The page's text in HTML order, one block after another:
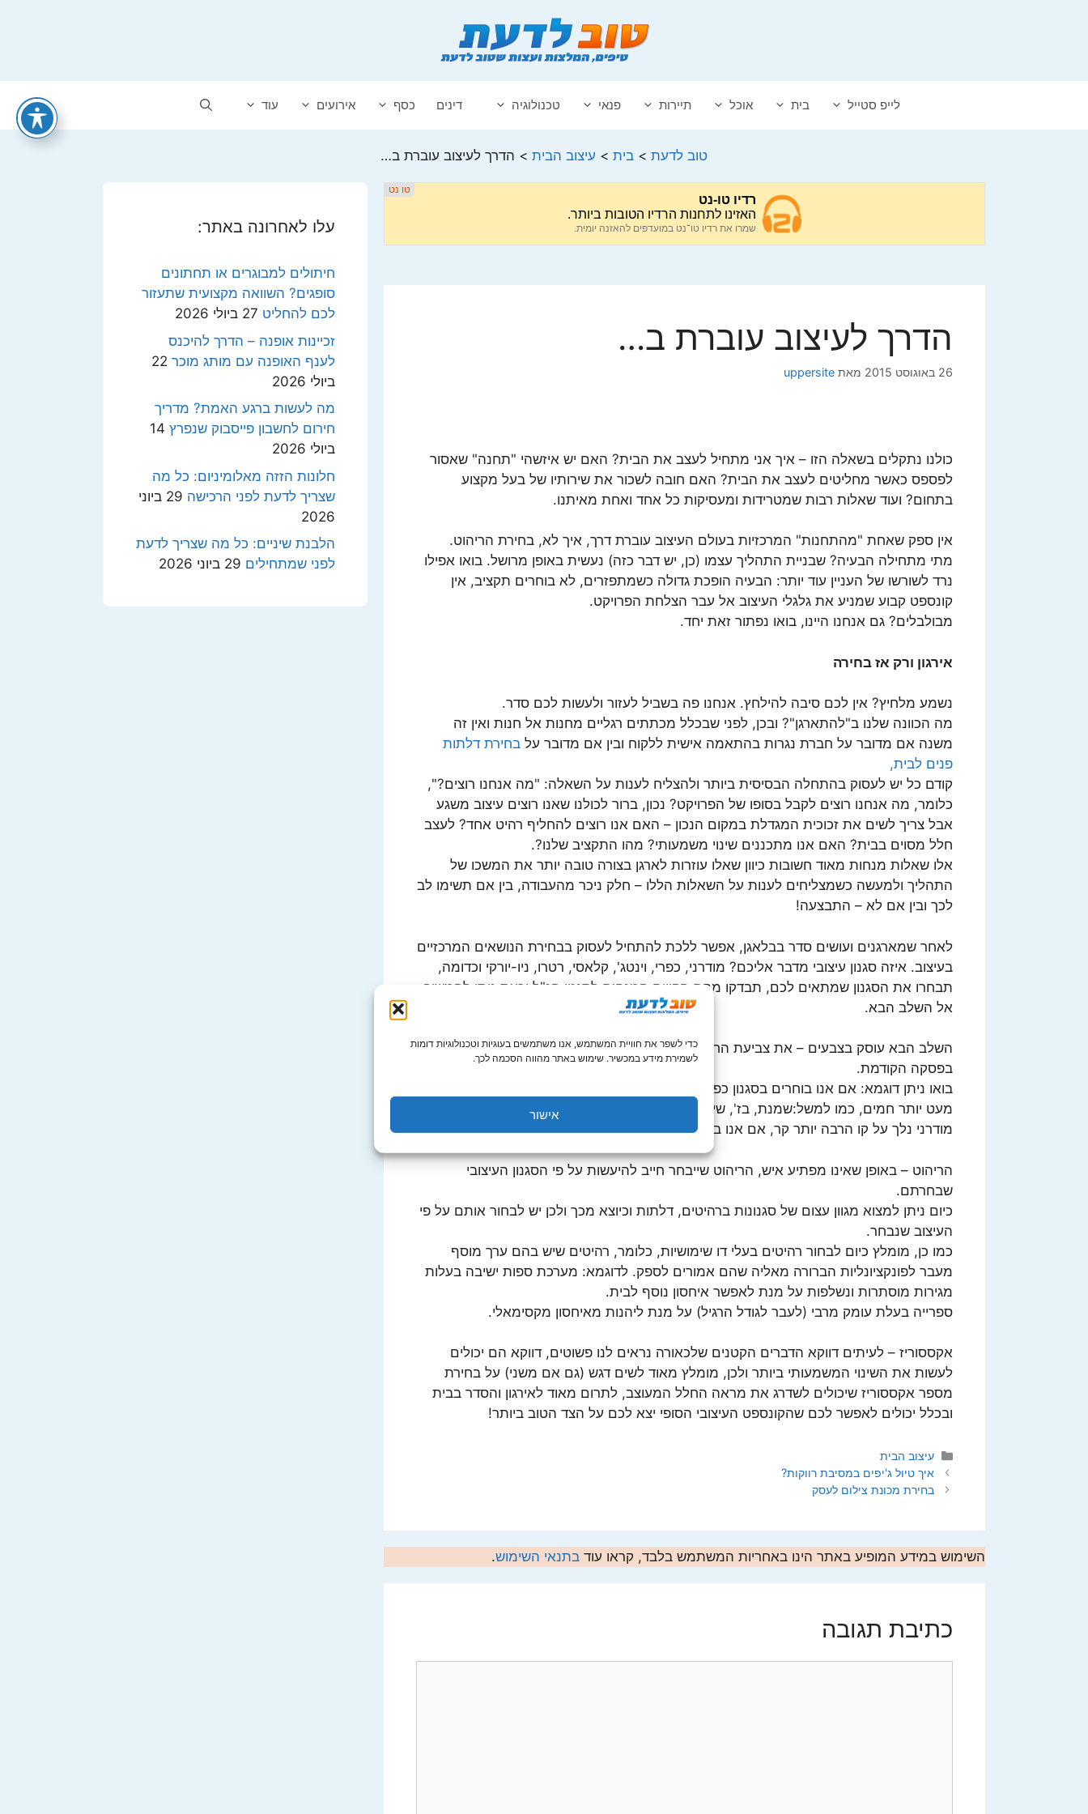
כדי לשפר את חוויית המשתמש, אנו משתמשים בעוגיות וטכנולוגיות דומות
לשמירת מידע במכשיר. שימוש באתר מהווה הסכמה לכך.
אישור
לייפ סטייל בית אוכל תיירות פנאי טכנולוגיה דינים כסף אירועים עוד
טוב לדעת > בית > עיצוב הבית > הדרך לעיצוב עוברת ב…
הדרך לעיצוב עוברת ב…
26 באוגוסט 2015 מאת uppersite
כולנו נתקלים בשאלה הזו – איך אני מתחיל לעצב את הבית? האם יש איזשהי "תחנה" שאסור
לפספס כאשר מחליטים לעצב את הבית? האם חובה לשכור את שירותיו של בעל מקצוע
בתחום? ועוד שאלות רבות שמטרידות ומעסיקות כל אחד ואחת מאיתנו.
אין ספק שאחת "מהתחנות" המרכזיות בעולם העיצוב עוברת דרך, איך לא, בחירת הריהוט.
מתי מתחילה הבעיה? שבניית התהליך עצמו (כן, יש דבר כזה) נעשית באופן מרושל. בואו אפילו
נרד לשורשו של העניין עוד יותר: הבעיה הופכת גדולה כשמתפזרים, לא בוחרים תקציב, אין
קונספט קבוע שמניע את גלגלי העיצוב אל עבר הצלחת הפרויקט.
מבולבלים? גם אנחנו היינו, בואו נפתור זאת יחד.
אירגון ורק אז בחירה
נשמע מלחיץ? אין לכם סיבה להילחץ. אנחנו פה בשביל לעזור ולעשות לכם סדר.
מה הכוונה שלנו ב"להתארגן"? ובכן, לפני שבכלל מכתתים רגליים מחנות אל חנות ואין זה
משנה אם מדובר על חברת נגרות בהתאמה אישית ללקוח ובין אם מדובר על בחירת דלתות
פנים לבית,
קודם כל יש לעסוק בהתחלה הבסיסית ביותר ולהצליח לענות על השאלה: "מה אנחנו רוצים?",
כלומר, מה אנחנו רוצים לקבל בסופו של הפרויקט? נכון, ברור לכולנו שאנו רוצים עיצוב משגע
אבל צריך לשים את זכוכית המגדלת במקום הנכון – האם אנו רוצים להחליף רהיט אחד? לעצב
חלל מסוים בבית? האם אנו מתכננים שינוי משמעותי? מהו התקציב שלנו?.
אלו שאלות מנחות מאוד חשובות כיוון שאלו עוזרות לארגן בצורה טובה יותר את המשכו של
התהליך ולמעשה כשמצליחים לענות על השאלות הללו – חלק ניכר מהעבודה, בין אם תשימו לב
לכך ובין אם לא – התבצעה!
לאחר שמארגנים ועושים סדר בבלאגן, אפשר ללכת להתחיל לעסוק בבחירת הנושאים המרכזיים
בעיצוב. איזה סגנון עיצובי מדבר אליכם? מודרני, כפרי, וינטג', קלאסי, רטרו, ניו-יורקי וכדומה,
תבחרו את הסגנון שמתאים לכם, תבדקו מהם הקווים המנחים לסגנון הנ"ל וכעת ניתן להמשיך
אל השלב הבא.
השלב הבא עוסק בצבעים – את צביעת החדרים/החדר יש לבצע על פי הסגנון עליו דיברנו
בפסקה הקודמת.
בואו ניתן דוגמא: אם אנו בוחרים בסגנון כפרי, הצבעים שנבחר לקירות הבית יהיו בעלי מרקם
מעט יותר חמים, כמו למשל:שמנת, בז', שילוב של קיר ייחודי בזהב-חום. אם נבחר בסגנון
מודרני נלך על קו הרבה יותר קר, אם אנו בוחרים בסגנון רטרו – ניתן ליהנות מחגיגה של צבעים.
הריהוט – באופן שאינו מפתיע איש, הריהוט שייבחר חייב להיעשות על פי הסגנון העיצובי
שבחרתם.
כיום ניתן למצוא מגוון עצום של סגנונות ברהיטים, דלתות וכיוצא מכך ולכן יש לבחור אותם על פי
העיצוב שנבחר.
כמו כן, מומלץ כיום לבחור רהיטים בעלי דו שימושיות, כלומר, רהיטים שיש בהם ערך מוסף
מעבר לפונקציונליות הברורה מאליה שהם אמורים לספק. לדוגמא: מערכת ספות ישיבה בעלות
מגירות מוסתרות ונשלפות על מנת לאפשר איחסון נוסף לבית.
ספרייה בעלת עומק מרבי (לעבר לגודל הרגיל) על מנת ליהנות מאיחסון מקסימאלי.
אקססוריז – לעיתים דווקא הדברים הקטנים שלכאורה נראים לנו פשוטים, דווקא הם יכולים
לעשות את השינוי המשמעותי ביותר ולכן, מומלץ מאוד לשים דגש (גם אם משני) על בחירת
מספר אקססוריז שיכולים לשדרג את מראה החלל המעוצב, לתרום מאוד לאירגון והסדר בבית
ובכלל יכולים לאפשר לכם שהקונספט העיצובי הסופי יצא לכם על הצד הטוב ביותר!
קטגוריות
עיצוב הבית
איך טיול ג'יפים במסיבת רווקות?
בחירת מכונת צילום לעסק
השימוש במידע המופיע באתר הינו באחריות המשתמש בלבד, קראו עוד בתנאי השימוש.
כתיבת תגובה
עלו לאחרונה באתר:
חיתולים למבוגרים או תחתונים
סופגים? השוואה מקצועית שתעזור
לכם להחליט 27 ביולי 2026
זכיינות אופנה – הדרך להיכנס
לענף האופנה עם מותג מוכר 22
ביולי 2026
מה לעשות ברגע האמת? מדריך
חירום לחשבון פייסבוק שנפרץ 14
ביולי 2026
חלונות הזזה מאלומיניום: כל מה
שצריך לדעת לפני הרכישה
29 ביוני
2026
הלבנת שיניים: כל מה שצריך לדעת
לפני שמתחילים 29 ביוני 2026